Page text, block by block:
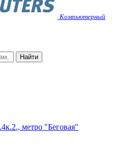
Компьютерный
метро "Беговая"